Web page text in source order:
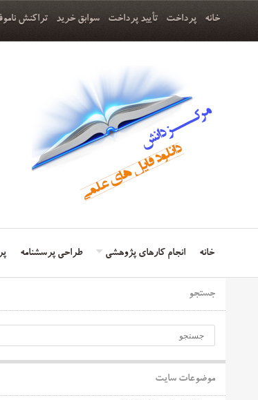
خانه پرداخت تأیید پرداخت سوابق خرید تراکنش
خانه انجام کارهای پژوهشی طراحی پرسشنامه
جستجو
موضوعات سایت